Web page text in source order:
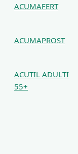
ACUMAFERT
ACUMAPROST
ACUTIL ADULTI
55+